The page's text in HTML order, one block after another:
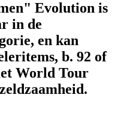
Evolution is
in de
en kan
b. 92 of
World Tour